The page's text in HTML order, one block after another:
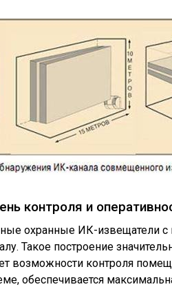
контроля и
охранные ИК-извещатели с
Такое построение
возможности контроля
обеспечивается